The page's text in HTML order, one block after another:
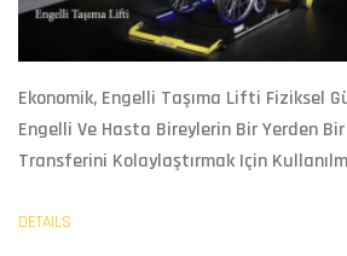
Ekonomik, Engelli Taşıma Lifti Fiziksel
Engelli Ve Hasta Bireylerin Bir Yerden Bir
Transferini Kolaylaştırmak Için
DETAILS